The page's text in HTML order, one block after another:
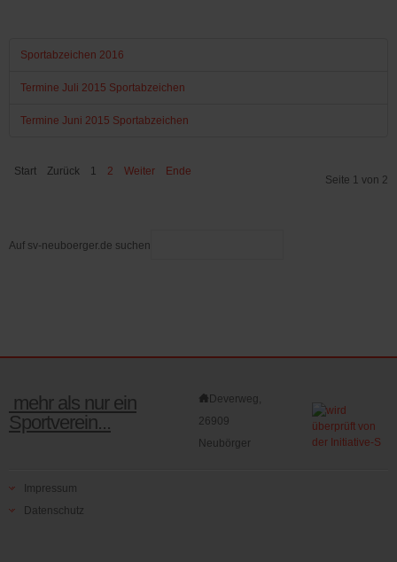
Sportabzeichen 2016
Termine Juli 2015 Sportabzeichen
Termine Juni 2015 Sportabzeichen
Seite 1 von 2
Start Zurück 1 2 Weiter Ende
Auf sv-neuboerger.de suchen
mehr als nur ein
Sportverein...
Deverweg,
26909
Neubörger
Impressum
Datenschutz